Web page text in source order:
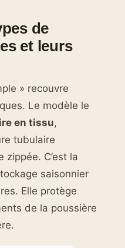
de
et leurs
» recouvre
Le modèle le
en tissu,
tubulaire
zippée. C’est la
saisonnier
Elle protège
de la poussière